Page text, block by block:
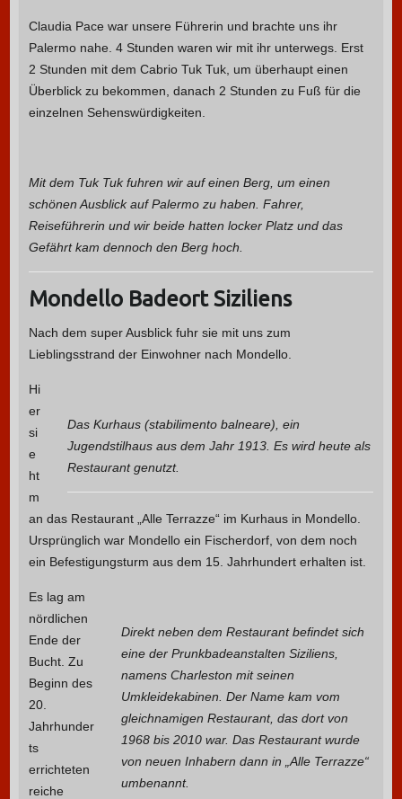
Claudia Pace war unsere Führerin und brachte uns ihr
Palermo nahe. 4 Stunden waren wir mit ihr unterwegs. Erst
2 Stunden mit dem Cabrio Tuk Tuk, um überhaupt einen
Überblick zu bekommen, danach 2 Stunden zu Fuß für die
einzelnen Sehenswürdigkeiten.
Mit dem Tuk Tuk fuhren wir auf einen Berg, um einen
schönen Ausblick auf Palermo zu haben. Fahrer,
Reiseführerin und wir beide hatten locker Platz und das
Gefährt kam dennoch den Berg hoch.
Mondello Badeort Siziliens
Nach dem super Ausblick fuhr sie mit uns zum
Lieblingsstrand der Einwohner nach Mondello.
Das Kurhaus (stabilimento balneare), ein
Jugendstilhaus aus dem Jahr 1913. Es wird heute als
Restaurant genutzt.
Hi
er
si
e
ht
m
an das Restaurant „Alle Terrazze“ im Kurhaus in Mondello.
Ursprünglich war Mondello ein Fischerdorf, von dem noch
ein Befestigungsturm aus dem 15. Jahrhundert erhalten ist.
Direkt neben dem Restaurant befindet sich
eine der Prunkbadeanstalten Siziliens,
namens Charleston mit seinen
Umkleidekabinen. Der Name kam vom
gleichnamigen Restaurant, das dort von
1968 bis 2010 war. Das Restaurant wurde
von neuen Inhabern dann in „Alle Terrazze“
umbenannt.
Es lag am
nördlichen
Ende der
Bucht. Zu
Beginn des
20.
Jahrhunder
ts
errichteten
reiche